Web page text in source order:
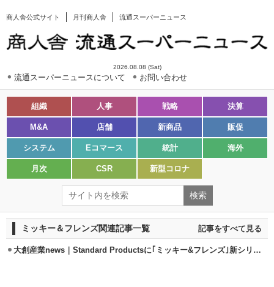
商人舎公式サイト 月刊商人舎 流通スーパーニュース
2026.08.08 (Sat)
流通スーパーニュースについて お問い合わせ
組織 人事 戦略 決算
M&A 店舗 新商品 販促
システム Eコマース 統計 海外
月次 CSR 新型コロナ
ミッキー＆フレンズ関連記事一覧 記事をすべて見る
大創産業news｜Standard Productsに｢ミッキー&フレンズ｣新シリーズ登場